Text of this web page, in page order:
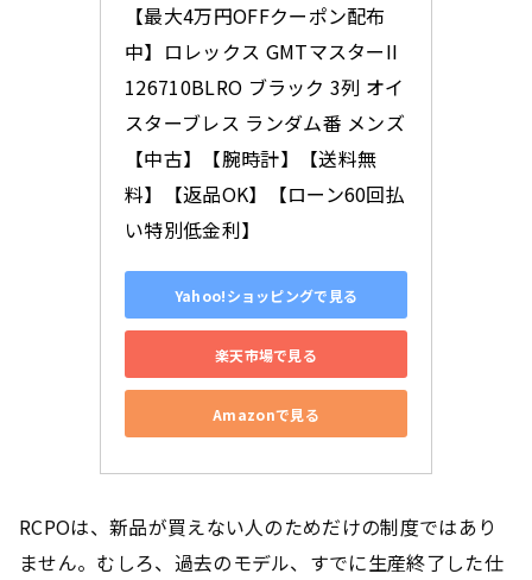
【最大4万円OFFクーポン配布
中】ロレックス GMTマスターII
126710BLRO ブラック 3列 オイ
スターブレス ランダム番 メンズ
【中古】【腕時計】【送料無
料】【返品OK】【ローン60回払
い特別低金利】
Yahoo!ショッピングで見る
楽天市場で見る
Amazonで見る
RCPOは、新品が買えない人のためだけの制度ではあり
ません。むしろ、過去のモデル、すでに生産終了した仕